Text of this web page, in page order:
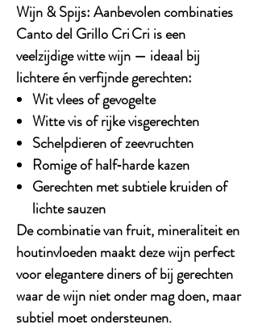
Wijn & Spijs: Aanbevolen combinaties
Canto del Grillo Cri Cri is een
veelzijdige witte wijn — ideaal bij
lichtere én verfijnde gerechten:
Wit vlees of gevogelte
Witte vis of rijke visgerechten
Schelpdieren of zeevruchten
Romige of half‑harde kazen
Gerechten met subtiele kruiden of
lichte sauzen
De combinatie van fruit, mineraliteit en
houtinvloeden maakt deze wijn perfect
voor elegantere diners of bij gerechten
waar de wijn niet onder mag doen, maar
subtiel moet ondersteunen.